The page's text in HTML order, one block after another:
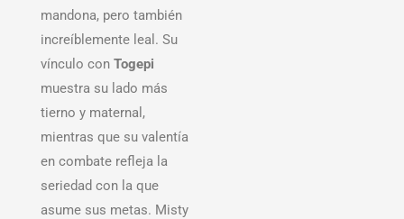
mandona, pero también
increíblemente leal. Su
vínculo con Togepi
muestra su lado más
tierno y maternal,
mientras que su valentía
en combate refleja la
seriedad con la que
asume sus metas. Misty